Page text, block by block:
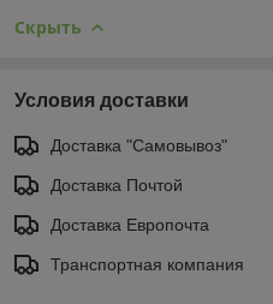
Скрыть
Условия доставки
Доставка "Самовывоз"
Доставка Почтой
Доставка Европочта
Транспортная компания